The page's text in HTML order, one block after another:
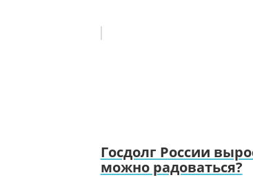
Госдолг России
можно радоваться?